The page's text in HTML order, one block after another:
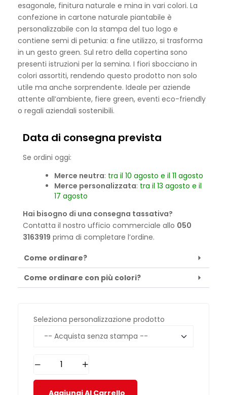
esagonale, finitura naturale e mina in vari colori. La
confezione in cartone naturale piantabile è
personalizzabile con la stampa del tuo logo e
contiene semi di petunia: a fine utilizzo, si trasforma
in un gesto green. Sul retro della copertina sono
presenti istruzioni per la semina. I fiori sbocciano in
colori assortiti, rendendo questo prodotto non solo
utile ma anche sorprendente. Ideale per aziende
attente all’ambiente, fiere green, eventi eco-friendly
o regali aziendali sostenibili.
Data di consegna prevista
Se ordini oggi:
Merce neutra: tra il 10 agosto e il 11 agosto
Merce personalizzata: tra il 13 agosto e il
17 agosto
Hai bisogno di una consegna tassativa?
Contatta il nostro ufficio commerciale allo 050
3163919 prima di completare l’ordine.
Come ordinare?
Come ordinare con più colori?
Seleziona personalizzazione prodotto
Aggiungi Al Carrello